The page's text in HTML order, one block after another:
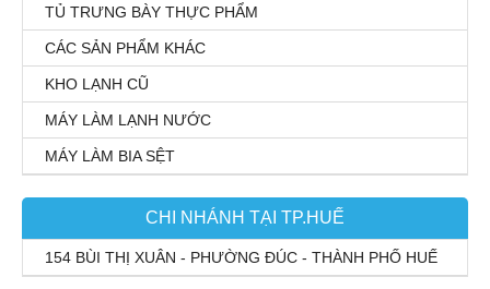
TỦ TRƯNG BÀY THỰC PHẨM
CÁC SẢN PHẨM KHÁC
KHO LẠNH CŨ
MÁY LÀM LẠNH NƯỚC
MÁY LÀM BIA SỆT
CHI NHÁNH TẠI TP.HUẾ
154 BÙI THỊ XUÂN - PHƯỜNG ĐÚC - THÀNH PHỐ HUẾ